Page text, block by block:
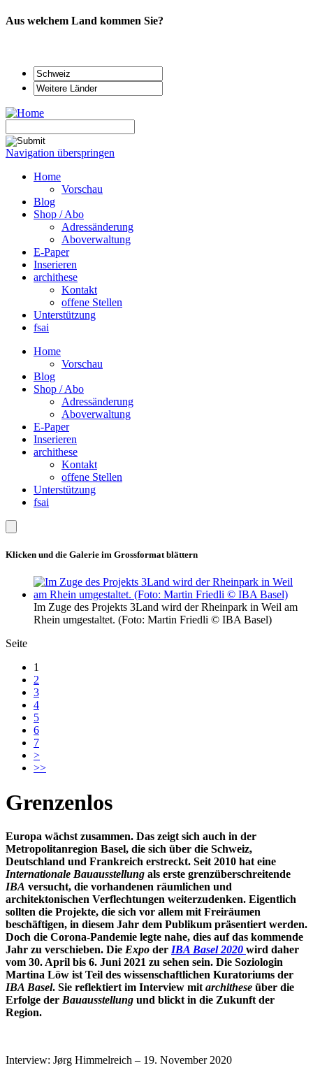
Aus welchem Land kommen Sie?
Navigation überspringen
Home
Vorschau
Blog
Shop / Abo
Adressänderung
Aboverwaltung
E-Paper
Inserieren
archithese
Kontakt
offene Stellen
Unterstützung
fsai
Home
Vorschau
Blog
Shop / Abo
Adressänderung
Aboverwaltung
E-Paper
Inserieren
archithese
Kontakt
offene Stellen
Unterstützung
fsai
Klicken und die Galerie im Grossformat blättern
Im Zuge des Projekts 3Land wird der Rheinpark in Weil am
Rhein umgestaltet. (Foto: Martin Friedli © IBA Basel)
Seite
1
2
3
4
5
6
7
>
>>
Grenzenlos
Europa wächst zusammen. Das zeigt sich auch in der
Metropolitanregion Basel, die sich über die Schweiz,
Deutschland und Frankreich erstreckt. Seit 2010 hat eine
Internationale Bauausstellung als erste grenzüberschreitende
IBA versucht, die vorhandenen räumlichen und
architektonischen Verflechtungen weiterzudenken. Eigentlich
sollten die Projekte, die sich vor allem mit Freiräumen
beschäftigen, in diesem Jahr dem Publikum präsentiert werden.
Doch die Corona-Pandemie legte nahe, dies auf das kommende
Jahr zu verschieben. Die Expo der IBA Basel 2020 wird daher
vom 30. April bis 6. Juni 2021 zu sehen sein. Die Soziologin
Martina Löw ist Teil des wissenschaftlichen Kuratoriums der
IBA Basel. Sie reflektiert im Interview mit archithese über die
Erfolge der Bauausstellung und blickt in die Zukunft der
Region.
Interview: Jørg Himmelreich – 19. November 2020